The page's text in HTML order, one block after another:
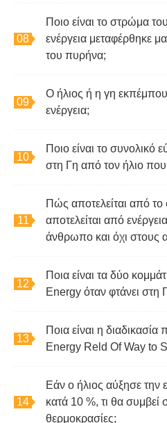
Ποιο είναι το στρώμα
ενέργεια μεταφέρθηκε
του πυρήνα;
Ο ήλιος ή η γη
ενέργεια;
Ποιο είναι το συνολικό
στη Γη από τον ήλιο που
Πώς αποτελείται από
αποτελείται από
άνθρωπο και όχι στους
Ποια είναι τα δύο
Energy όταν φτάνει στη
Ποια είναι η
Energy Reld Of Way to
Εάν ο ήλιος αύξησε την
κατά 10 %, τι θα συμβεί
θερμοκρασίες;